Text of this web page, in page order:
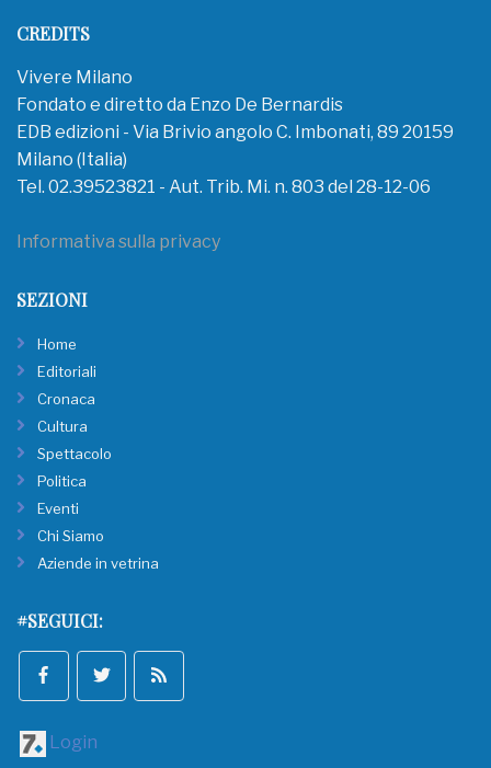
CREDITS
Vivere Milano
Fondato e diretto da Enzo De Bernardis
EDB edizioni - Via Brivio angolo C. Imbonati, 89 20159
Milano (Italia)
Tel. 02.39523821 - Aut. Trib. Mi. n. 803 del 28-12-06
Informativa sulla privacy
SEZIONI
Home
Editoriali
Cronaca
Cultura
Spettacolo
Politica
Eventi
Chi Siamo
Aziende in vetrina
#SEGUICI:
Login